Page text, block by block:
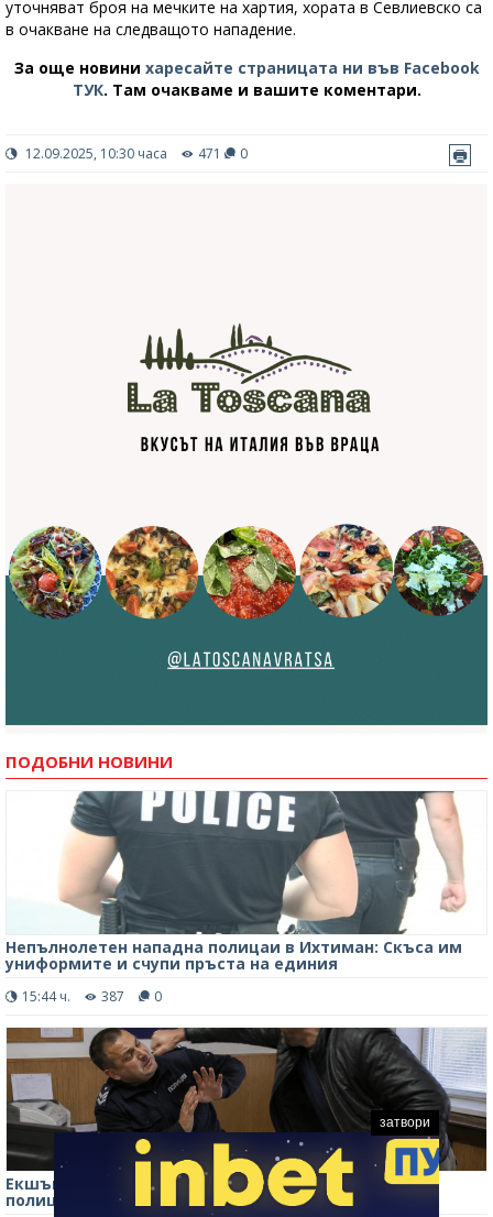
уточняват броя на мечките на хартия, хората в Севлиевско са
в очакване на следващото нападение.
За още новини харесайте страницата ни във Facebook
ТУК. Там очакваме и вашите коментари.
12.09.2025, 10:30 часа 471 0
ПОДОБНИ НОВИНИ
Непълнолетен нападна полицаи в Ихтиман: Скъса им
униформите и счупи пръста на единия
15:44 ч. 387 0
Екшън в участъка! Пиян хулиган опита да удари
полицай по време на беседа във Врачанско
затвори